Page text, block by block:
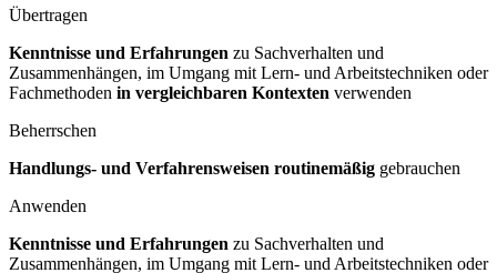
Übertragen
Kenntnisse und Erfahrungen zu Sachverhalten und
Zusammenhängen, im Umgang mit Lern- und Arbeitstechniken oder
Fachmethoden in vergleichbaren Kontexten verwenden
Beherrschen
Handlungs- und Verfahrensweisen routinemäßig gebrauchen
Anwenden
Kenntnisse und Erfahrungen zu Sachverhalten und
Zusammenhängen, im Umgang mit Lern- und Arbeitstechniken oder